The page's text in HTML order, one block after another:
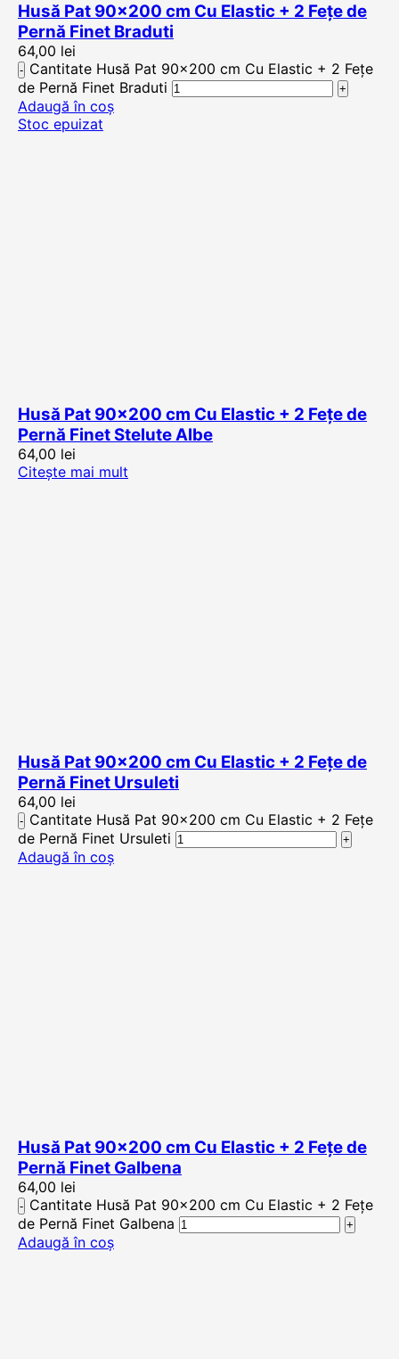
Husă Pat 90×200 cm Cu Elastic + 2 Fețe de
Pernă Finet Braduti
64,00 lei
Cantitate Husă Pat 90x200 cm Cu Elastic + 2 Fețe
de Pernă Finet Braduti
Adaugă în coș
Stoc epuizat
Husă Pat 90×200 cm Cu Elastic + 2 Fețe de
Pernă Finet Stelute Albe
64,00 lei
Citește mai mult
Husă Pat 90×200 cm Cu Elastic + 2 Fețe de
Pernă Finet Ursuleti
64,00 lei
Cantitate Husă Pat 90x200 cm Cu Elastic + 2 Fețe
de Pernă Finet Ursuleti
Adaugă în coș
Husă Pat 90×200 cm Cu Elastic + 2 Fețe de
Pernă Finet Galbena
64,00 lei
Cantitate Husă Pat 90x200 cm Cu Elastic + 2 Fețe
de Pernă Finet Galbena
Adaugă în coș